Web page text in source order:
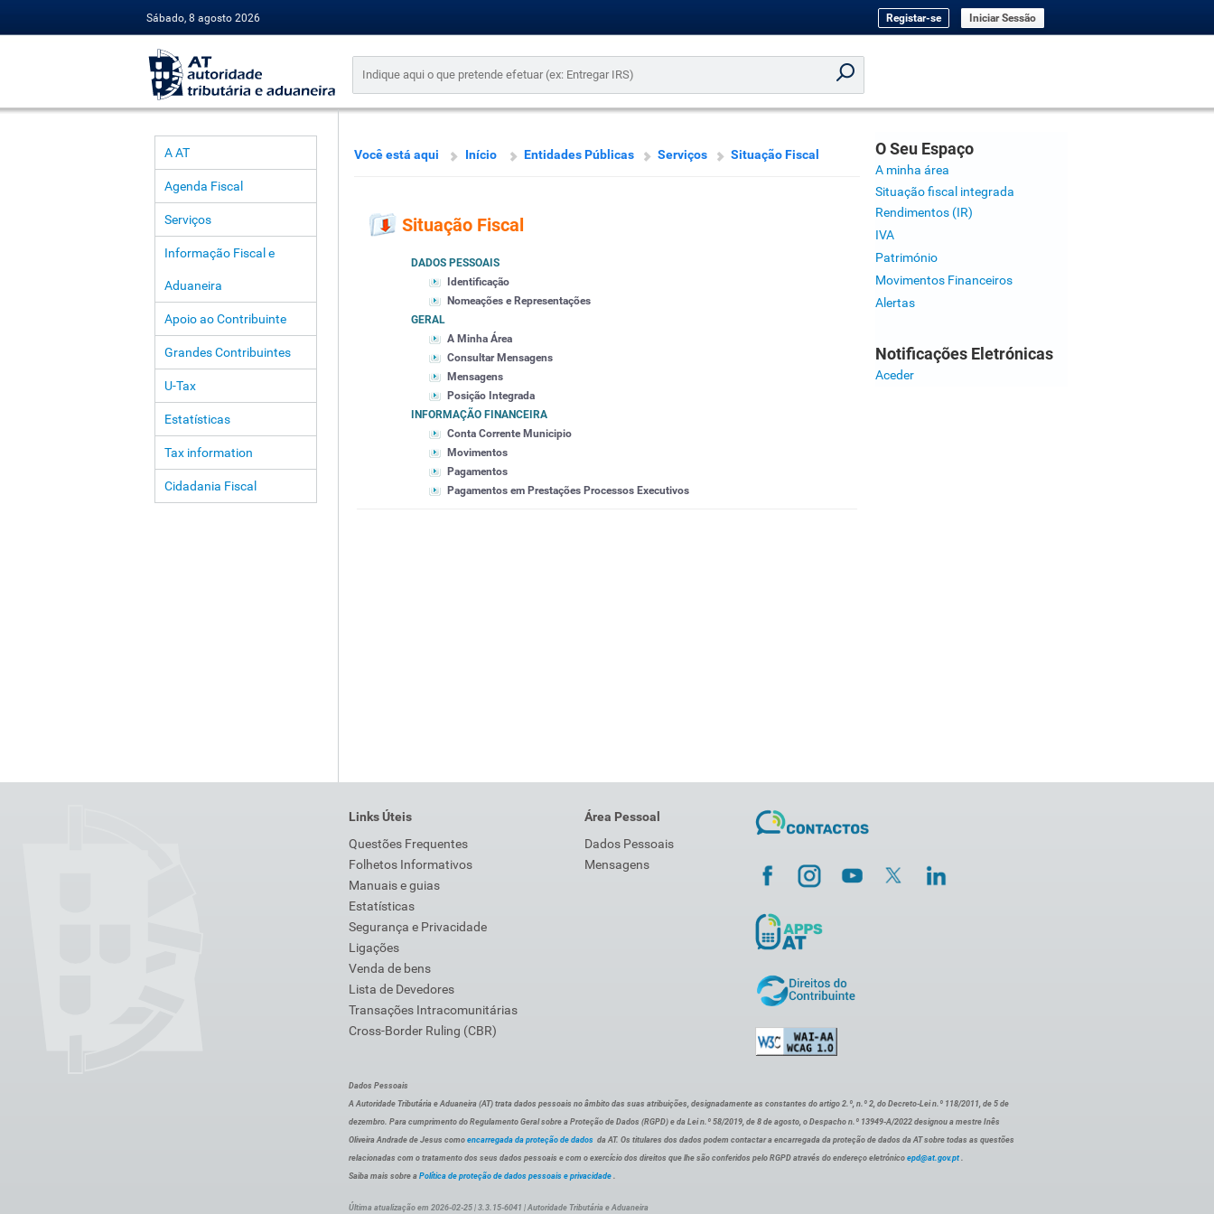
Sábado, 8 agosto 2026 Registar-se Iniciar Sessão
A AT
Agenda Fiscal
Serviços
Informação Fiscal e
Aduaneira
Apoio ao Contribuinte
Grandes Contribuintes
U-Tax
Estatísticas
Tax information
Cidadania Fiscal
Você está aqui Início Entidades Públicas Serviços Situação Fiscal
Situação Fiscal
DADOS PESSOAIS
Identificação
Nomeações e Representações
GERAL
A Minha Área
Consultar Mensagens
Mensagens
Posição Integrada
INFORMAÇÃO FINANCEIRA
Conta Corrente Municipio
Movimentos
Pagamentos
Pagamentos em Prestações Processos Executivos
O Seu Espaço
A minha área
Situação fiscal integrada
Rendimentos (IR)
IVA
Património
Movimentos Financeiros
Alertas
Notificações Eletrónicas
Aceder
Links Úteis
Questões Frequentes
Folhetos Informativos
Manuais e guias
Estatísticas
Segurança e Privacidade
Ligações
Venda de bens
Lista de Devedores
Transações Intracomunitárias
Cross-Border Ruling (CBR)
Área Pessoal
Dados Pessoais
Mensagens
Dados Pessoais
A Autoridade Tributária e Aduaneira (AT) trata dados pessoais no âmbito das suas atribuições, designadamente as constantes do artigo 2.º, n.º 2, do Decreto-Lei n.º 118/2011, de 5 de
dezembro. Para cumprimento do Regulamento Geral sobre a Proteção de Dados (RGPD) e da Lei n.º 58/2019, de 8 de agosto, o Despacho n.º 13949-A/2022 designou a mestre Inês
Oliveira Andrade de Jesus como encarregada da proteção de dados da AT. Os titulares dos dados podem contactar a encarregada da proteção de dados da AT sobre todas as questões
relacionadas com o tratamento dos seus dados pessoais e com o exercício dos direitos que lhe são conferidos pelo RGPD através do endereço eletrónico epd@at.gov.pt .
Saiba mais sobre a Política de proteção de dados pessoais e privacidade .
Última atualização em 2026-02-25 | 3.3.15-6041 | Autoridade Tributária e Aduaneira